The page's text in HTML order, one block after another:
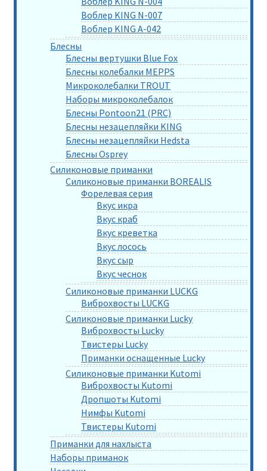
Воблер KING N-007
Воблер KING A-042
Блесны
Блесны вертушки Blue Fox
Блесны колебалки MEPPS
Микроколебалки TROUT
Наборы микроколебалок
Блесны Pontoon21 (PRC)
Блесны незацепляйки KING
Блесны незацепляйки Hedsta
Блесны Osprey
Силиконовые приманки
Силиконовые приманки BOREALIS
Форелевая серия
Вкус икра
Вкус краб
Вкус креветка
Вкус лосось
Вкус сыр
Вкус чеснок
Силиконовые приманки LUCKG
Виброхвосты LUCKG
Силиконовые приманки Lucky
Виброхвосты Lucky
Твистеры Lucky
Приманки оснащенные Lucky
Силиконовые приманки Kutomi
Виброхвосты Kutomi
Дропшоты Kutomi
Нимфы Kutomi
Твистеры Kutomi
Приманки для нахлыста
Наборы приманок